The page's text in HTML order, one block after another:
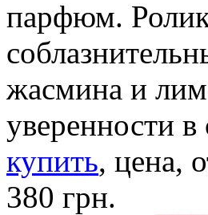
парфюм.
жасмина и
уверенности в
купить, цена,
380 грн.